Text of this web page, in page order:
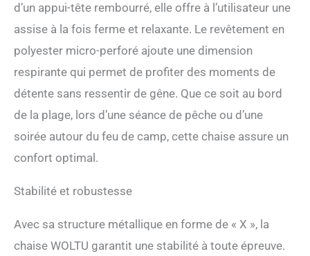
d’un appui-tête rembourré, elle offre à l’utilisateur une
assise à la fois ferme et relaxante. Le revêtement en
polyester micro-perforé ajoute une dimension
respirante qui permet de profiter des moments de
détente sans ressentir de gêne. Que ce soit au bord
de la plage, lors d’une séance de pêche ou d’une
soirée autour du feu de camp, cette chaise assure un
confort optimal.
Stabilité et robustesse
Avec sa structure métallique en forme de « X », la
chaise WOLTU garantit une stabilité à toute épreuve.